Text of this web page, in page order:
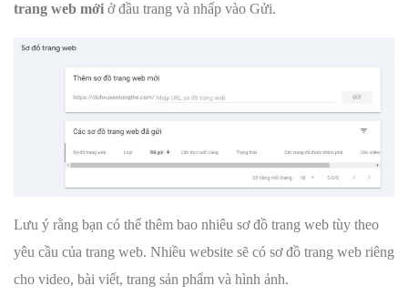
trang web mới ở đầu trang và nhấp vào Gửi.
Lưu ý rằng bạn có thể thêm bao nhiêu sơ đồ trang web tùy theo
yêu cầu của trang web. Nhiều website sẽ có sơ đồ trang web riêng
cho video, bài viết, trang sản phẩm và hình ảnh.